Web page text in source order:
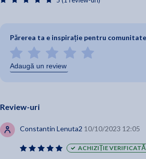
Părerea ta e inspirație pentru
Adaugă un review
Review-uri
Constantin Lenuta2 10/10/2023 12:05
ACHIZIȚIE VERIFICATĂ